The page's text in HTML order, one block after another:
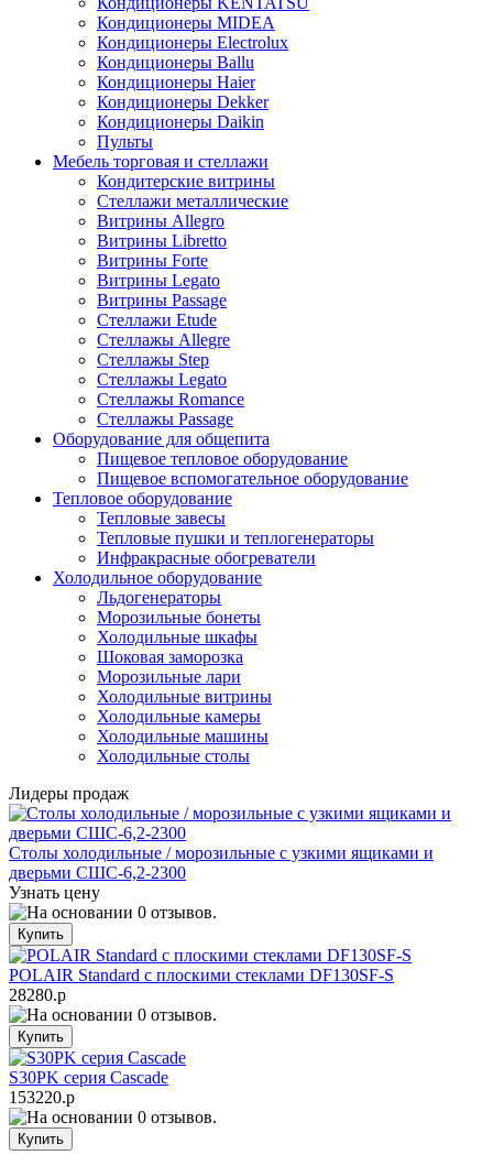
Кондиционеры MIDEA
Кондиционеры Electrolux
Кондиционеры Ballu
Кондиционеры Haier
Кондиционеры Dekker
Кондиционеры Daikin
Пульты
Мебель торговая и стеллажи
Кондитерские витрины
Стеллажи металлические
Витрины Allegro
Витрины Libretto
Витрины Forte
Витрины Legato
Витрины Passage
Стеллажи Etude
Стеллажы Allegre
Стеллажы Step
Стеллажы Legato
Стеллажы Romance
Стеллажы Passage
Оборудование для общепита
Пищевое тепловое оборудование
Пищевое вспомогательное оборудование
Тепловое оборудование
Тепловые завесы
Тепловые пушки и теплогенераторы
Инфракрасные обогреватели
Холодильное оборудование
Льдогенераторы
Морозильные бонеты
Холодильные шкафы
Шоковая заморозка
Морозильные лари
Холодильные витрины
Холодильные камеры
Холодильные машины
Холодильные столы
Лидеры продаж
Столы холодильные / морозильные с узкими ящиками и
дверьми СШС-6,2-2300
Узнать цену
POLAIR Standard с плоскими стеклами DF130SF-S
28280.р
S30PK серия Cascade
153220.р